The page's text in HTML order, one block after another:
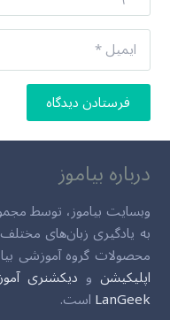
فرستادن دیدگاه
درباره بیاموز
وبسایت بیاموز، توسط
به یادگیری زبان‌های
محصولات گروه آموزشی
اپلیکیشن و دیکشنری
LanGeekاست.